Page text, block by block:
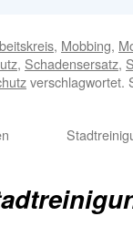
, Mobbing,
, Schadensersatz,
verschlagwortet.